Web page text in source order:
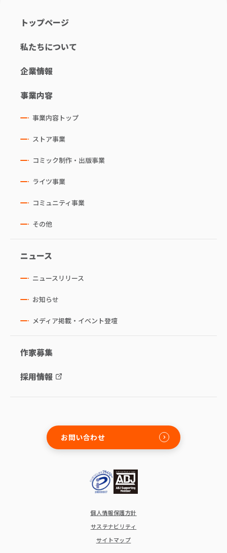
トップページ
私たちについて
企業情報
事業内容
事業内容トップ
ストア事業
コミック制作・出版事業
ライツ事業
コミュニティ事業
その他
ニュース
ニュースリリース
お知らせ
メディア掲載・イベント登壇
作家募集
採用情報
お問い合わせ
個人情報保護方針
サステナビリティ
サイトマップ